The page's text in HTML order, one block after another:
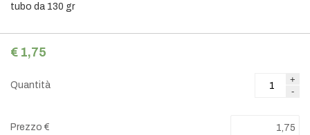
tubo da 130 gr
€ 1,75
Quantità
+
-
Prezzo €